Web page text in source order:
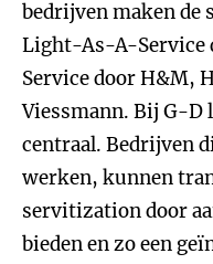
bedrijven maken de
Light-As-A-Service
Service door H&M,
Viessmann. Bij G-D
centraal. Bedrijven
werken, kunnen
servitization door
bieden en zo een